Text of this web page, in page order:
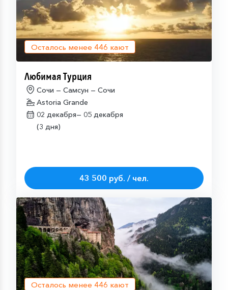
Осталось менее 446 кают
Любимая Турция
Сочи — Самсун — Сочи
Astoria Grande
02 декабря— 05 декабря
(3 дня)
43 500 руб. / чел.
Осталось менее 446 кают